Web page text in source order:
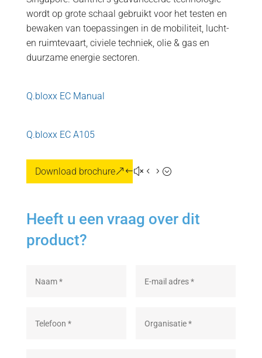
wordt op grote schaal gebruikt voor het testen en
bewaken van toepassingen in de mobiliteit, lucht-
en ruimtevaart, civiele techniek, olie & gas en
duurzame energie sectoren.
Q.bloxx EC Manual
Q.bloxx EC A105
Download brochure
Heeft u een vraag over dit
product?